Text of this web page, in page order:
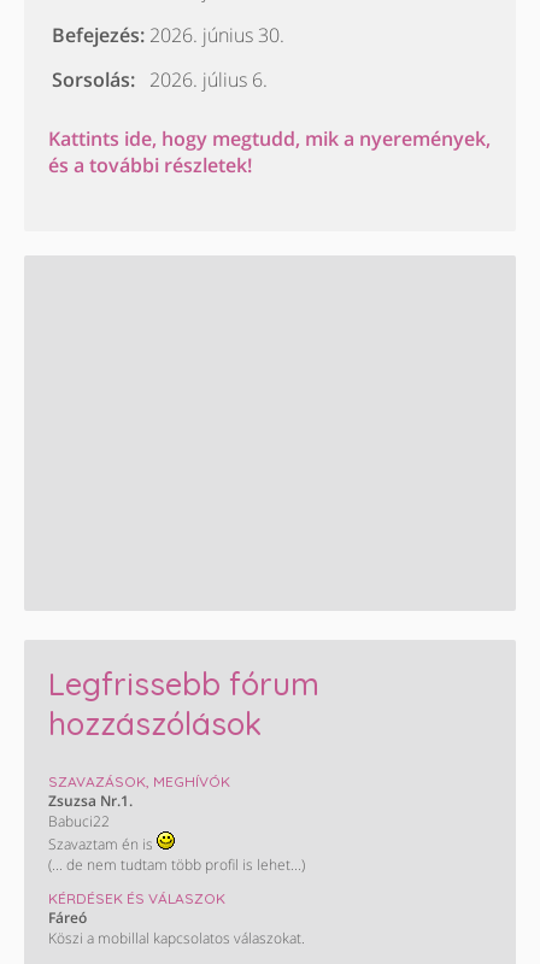
Befejezés: 2026. június 30.
Sorsolás: 2026. július 6.
Kattints ide, hogy megtudd, mik a nyeremények,
és a további részletek!
Legfrissebb fórum
hozzászólások
SZAVAZÁSOK, MEGHÍVÓK
Zsuzsa Nr.1.
Babuci22
Szavaztam én is
(... de nem tudtam több profil is lehet...)
KÉRDÉSEK ÉS VÁLASZOK
Fáreó
Köszi a mobillal kapcsolatos válaszokat.